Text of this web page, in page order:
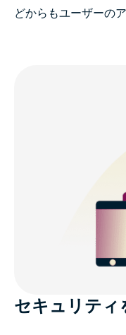
どからもユーザーの
セキュリティ